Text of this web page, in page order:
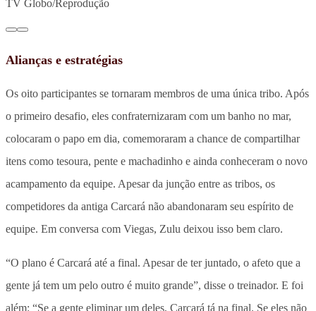
TV Globo/Reprodução
Alianças e estratégias
Os oito participantes se tornaram membros de uma única tribo. Após
o primeiro desafio, eles confraternizaram com um banho no mar,
colocaram o papo em dia, comemoraram a chance de compartilhar
itens como tesoura, pente e machadinho e ainda conheceram o novo
acampamento da equipe. Apesar da junção entre as tribos, os
competidores da antiga Carcará não abandonaram seu espírito de
equipe. Em conversa com Viegas, Zulu deixou isso bem claro.
“O plano é Carcará até a final. Apesar de ter juntado, o afeto que a
gente já tem um pelo outro é muito grande”, disse o treinador. E foi
além: “Se a gente eliminar um deles, Carcará tá na final. Se eles não